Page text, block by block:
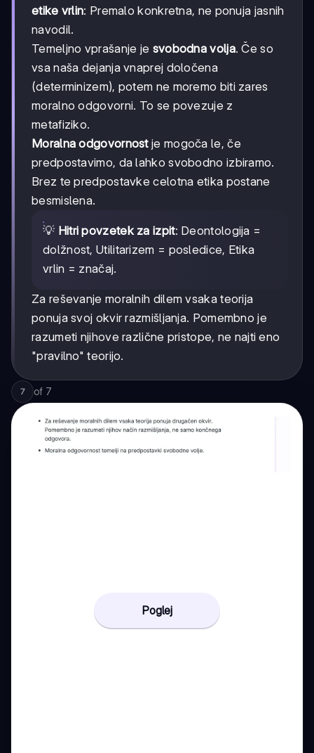
etike vrlin: Premalo konkretna, ne ponuja jasnih
navodil.
Temeljno vprašanje je svobodna volja. Če so
vsa naša dejanja vnaprej določena
(determinizem), potem ne moremo biti zares
moralno odgovorni. To se povezuje z
metafiziko.
Moralna odgovornostje mogoča le, če
predpostavimo, da lahko svobodno izbiramo.
Brez te predpostavke celotna etika postane
besmislena.
💡 Hitri povzetek za izpit: Deontologija =
dolžnost, Utilitarizem = posledice, Etika
vrlin = značaj.
Za reševanje moralnih dilem vsaka teorija
ponuja svoj okvir razmišljanja. Pomembno je
razumeti njihove različne pristope, ne najti eno
"pravilno" teorijo.
7 of 7
Poglej